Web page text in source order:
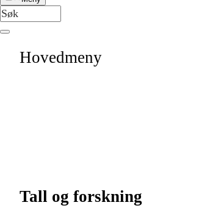
Hovedmeny
Tall og forskning